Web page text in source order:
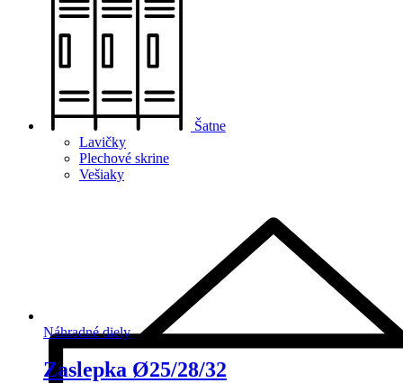
Šatne
Lavičky
Plechové skrine
Vešiaky
Náhradné diely
Zaslepka Ø25/28/32